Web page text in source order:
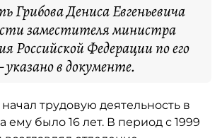
Грибова Дениса Евгеньевича
заместителя министра
Российской Федерации по его
в документе.
трудовую деятельность в
ему было 16 лет. В период с 1999